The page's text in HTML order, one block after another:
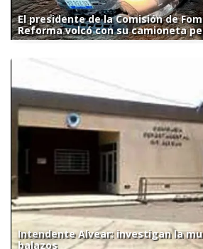
El presidente de la Comisión de
Reforma volcó con su camioneta
Intendente Alvear: investigan la
balazos